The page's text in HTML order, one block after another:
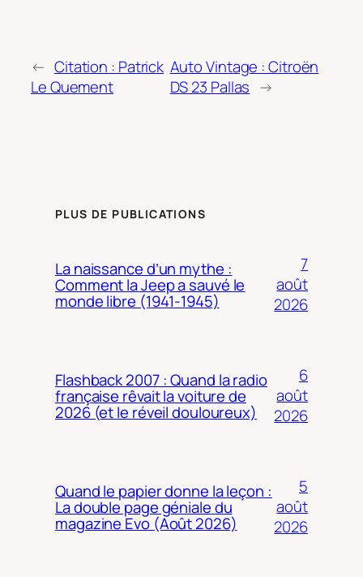
← Citation : Patrick
Le Quement
Auto Vintage : Citroën
DS 23 Pallas →
PLUS DE PUBLICATIONS
La naissance d’un mythe :
Comment la Jeep a sauvé le
monde libre (1941-1945)
7
août
2026
Flashback 2007 : Quand la radio
française rêvait la voiture de
2026 (et le réveil douloureux)
6
août
2026
Quand le papier donne la leçon :
La double page géniale du
magazine Evo (Août 2026)
5
août
2026